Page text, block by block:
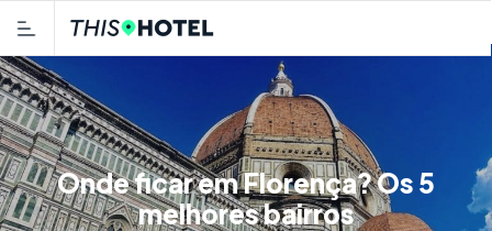
Onde ficar em Florença? Os 5
melhores bairros